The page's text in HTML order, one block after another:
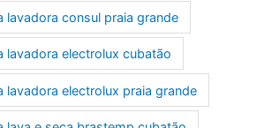
lavadora consul praia grande
lavadora electrolux cubatão
lavadora electrolux praia grande